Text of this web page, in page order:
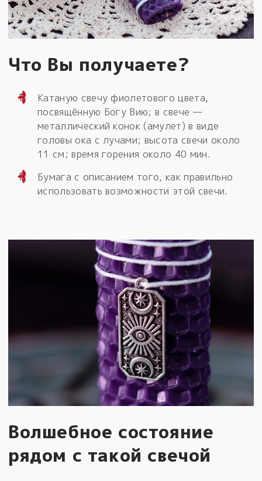
Что Вы получаете?
Катаную свечу фиолетового цвета,
посвящённую Богу Вию; в свече —
металлический конок (амулет) в виде
головы ока с лучами; высота свечи около
11 см; время горения около 40 мин.
Бумага с описанием того, как правильно
использовать возможности этой свечи.
Волшебное состояние
рядом с такой свечой